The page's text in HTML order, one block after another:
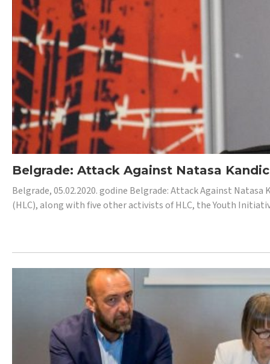
Belgrade: Attack Against Natasa
Belgrade, 05.02.2020. godine Belgrade: Attack Against
(HLC), along with five other activists of HLC, the Youth